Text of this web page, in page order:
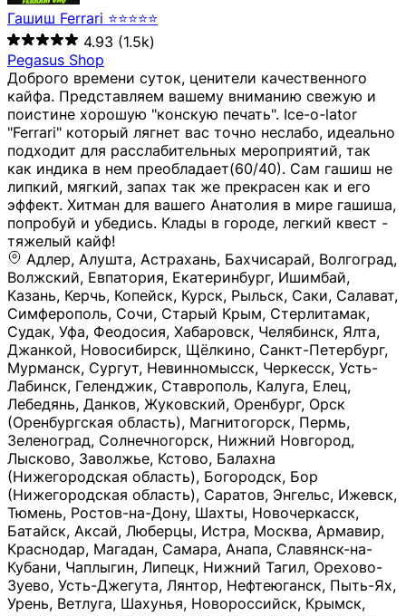
Гашиш Ferrari ⭐⭐⭐⭐⭐
4.93 (1.5k)
Pegasus Shop
Доброго времени суток, ценители качественного
кайфа. Представляем вашему вниманию свежую и
поистине хорошую "конскую печать". Ice-o-lator
"Ferrari" который лягнет вас точно неслабо, идеально
подходит для расслабительных мероприятий, так
как индика в нем преобладает(60/40). Сам гашиш не
липкий, мягкий, запах так же прекрасен как и его
эффект. Хитман для вашего Анатолия в мире гашиша,
попробуй и убедись. Клады в городе, легкий квест -
тяжелый кайф!
Адлер, Алушта, Астрахань, Бахчисарай, Волгоград, Волжский, Евпатория, Екатеринбург, Ишимбай, Казань, Керчь, Копейск, Курск, Рыльск, Саки, Салават, Симферополь, Сочи, Старый Крым, Стерлитамак, Судак, Уфа, Феодосия, Хабаровск, Челябинск, Ялта, Джанкой, Новосибирск, Щёлкино, Санкт-Петербург, Мурманск, Сургут, Невинномысск, Черкесск, Усть-Лабинск, Геленджик, Ставрополь, Калуга, Елец, Лебедянь, Данков, Жуковский, Оренбург, Орск (Оренбургская область), Магнитогорск, Пермь, Зеленоград, Солнечногорск, Нижний Новгород, Лысково, Заволжье, Кстово, Балахна (Нижегородская область), Богородск, Бор (Нижегородская область), Саратов, Энгельс, Ижевск, Тюмень, Ростов-на-Дону, Шахты, Новочеркасск, Батайск, Аксай, Люберцы, Истра, Москва, Армавир, Краснодар, Магадан, Самара, Анапа, Славянск-на-Кубани, Чаплыгин, Липецк, Нижний Тагил, Орехово-Зуево, Усть-Джегута, Лянтор, Нефтеюганск, Пыть-Ях, Урень, Ветлуга, Шахунья, Новороссийск, Крымск, Тимашёвск, Тольятти, Воткинск, Звенигород, Руза, Можайск, Белгород, Воронеж, Соликамск, Нытва, Лысьва (Пермский край), Чусовой, Кунгур, Краснокамск, Миасс, Губаха, Тула, Новомосковск, Донской, Омск, Льгов, Мытищи, Королёв, Ивантеевка, Балашиха, Семилуки, Кудымкар, Старый Оскол, Оса (Пермский край), Одинцово (Московская область), Ханты-Мансийск, Лабинск, Темрюк, Курганинск, Белореченск (Краснодарский край), Алупкa, Губкин, Рязань, Калининград, Усть-Илимск, Фрязино, Минеральные Воды, Пятигорск, Кострома, Ярославль, Коркино, Верхняя Пышма, Подольск, Красноярск, Смоленск, Долгопрудный, Чебоксары, Калачинск, Канск, Киров (Кировская область), Вологда, Рославль, Владивосток, Обнинск, Балабаново (Калужская область), Малоярославец, Брянск, Видное, Ярцево, Вязьма, Гагарин, Приволжск, Фурманов, Чайковский, Кинешма, Горячий Ключ, Улан-Удэ, Туймазы, Дюртюли, Альметьевск, Нефтекамск, Хадыженск, Апшеронск, Майкоп, Уссурийск, Ульяновск, Гатчина, Луга (Ленинградская область), Надым, Ногинск, Электросталь, Железнодорожный (Московская область), Бутурлиновка, Кириллов, Краснознаменск (Калиниградская область), Мышкин, Томмот, Холм, Абакан, Абдулино, Агидель, Агрыз, Адыгейск, Азнакаево, Алатырь, Алдан, Алейск, Александров, Александровск, Алексеевка (Белгородская обл.), Алексин, Амурск, Анадырь, Ангарск, Андреаполь, Анжеро-Судженск, Анива, Апатиты, Арамиль, Ардон, Арзамас, Аркадак, Арсеньев, Артём, Артёмовский, Архангельск, Асбест, Асино, Аткарск, Ахтубинск, Аша, Бабаево (Вологодская область), Бавлы (Республика Татарстан), Байкальск, Бакал, Баксан, Балаклава, Балаково (Саратовская область), Балашов (Саратовская область), Балтийск, Барабинск, Барнаул, Барыш (Ульяновская область), Бежецк, Белая Калитва (Ростовская область), Белебей, Белогорск (Крым), Белозерск, Белокуриха, Беломорск, Белоозёрский (Московская область), Белорецк (Республика Башкортостан), Кызыл, Белоярский (Ханты-Мансийский АО), Бердск, Березники (Пермский край), Берёзовский (Кемеровская область), Берёзовский (Свердловская область), Беслан, Бийск, Бикин, Билибино, Биробиджан, Благовещенск (Амурская область), Благовещенск (Башкортостан), Бобров, Богородицк, Боготол, Богучар, Бокситогорск (Ленинградская область), Бологое (Тверская область), Болхов, Большой Камень (Приморский край), Борисоглебск (Воронежская область), Боровичи (Новгородская область), Боровск, Бородино, Братск, Бронницы (Московская область), Бугульма (Республика Татарстан), Бугуруслан (Оренбургская область), Буинск, Буй, Буйнакск, Валдай, Валуйки, Велиж, Великие Луки, Великий Новгород, Великий Устюг, Вельск, Венёв, Верещагино, Верхнеуральск, Верхний Уфалей, Верхняя Салда, Верхняя Тура, Весьегонск, Вилючинск, Вихоревка, Вичуга, Владикавказ, Волгодонск, Волгореченск, Володарск, Волосово, Волчанск, Вольск, Воркута, Ворсма, Всеволожск (Ленинградская область), Вуктыл, Выкса, Высоковск, Высоцк, Вытегра, Вышний Волочёк, Вяземский, Вязники, Вятские Поляны, Нея, Шилка, Гаврилов Посад, Гаврилов-Ям, Гай, Галич, Гдов, Голицыно, Горно-Алтайск, Горнозаводск, Горняк, Городец, Гороховец, Гремячинск, Грозный, Грязи, Грязовец, Губкинский, Гуково, Гулькевичи, Гурьевск (Калининградская область), Гурьевск (Кемеровская область), Гусев, Гусь-Хрустальный, Давлеканово, Далматово, Дальнегорск, Дегтярск, Дедовск, Демидов, Дербент, Десногорск, Дзержинск, Дзержинский (Московская область), Дивногорск, Димитровград, Дмитровск, Дно, Добрянка, Долинск, Домодедово, Донецк (ДНР), Дорогобуж, Дрезна, Дубна, Дудинка, Духовщина, Дятьково, Егорьевск, Елабуга, Елизово, Ельня (Будет изменено название), Емва, Енисейск, Ермолино, Ершов, Ессентуки, Ефремов, Железноводск, Железногорск (Красноярский край), Железногорск (Курская область), Железногорск-Илимский, Жигулёвск, Жиздра, Жирновск, Жуков, Жуковка, Заводоуковск, Заволжск, Задонск, Заинск, Заозёрный, Заозёрск, Западная Двина, Заполярный, Зарайск, Заречный (Пензенская область), Заречный (Свердловская область), Заринск, Звенигово, Зверево, Зеленогорск ( Ленинградская обл. ), Зеленоградск, Зеленодольск, Зеленокумск, Зерноград, Зима, Змеиногорск, Зубцов, Ивангород, Иваново, Ивдель, Избербаш, Изобильный, Иланский, Инза, Инкерман, Инта, Ипатово, Искитим, Йошкар-Ола, Кадников, Калач, Калач-на-Дону, Калининск, Калтан, Калязин, Камбарка, Каменка (Пензенская область), Каменногорск (Ленинградская область), Каменск-Уральский, Каменск-Шахтинский, Камень-на-Оби, Камешково, Камышин, Канаш, Кандалакша, Карабаново, Карабаш, Карачаевск, Каргат, Каргополь, Карпинск, Карталы, Касимов, Касли, Каспийск, Катав-Ивановск, Катайск, Качканар, Кашин, Кашира, Кемерово, Кемь, Кизел, Кизилюрт, Кизляр, Кимовск, Кимры, Кингисепп, Кинель, Киреевск, Киренск, Киржач, Кириши, Кирово-Чепецк, Кировск (Ленинградская область), Кировск (Мурманская область), Кирсанов, Киселёвск, Кисловодск, Климовск, Клинцы, Княгинино, Ковдор, Ковров, Когалым, Козельск, Козьмодемьянск, Кола, Кологрив, Колпашево, Колпино, Кольчугино, Комсомольск, Комсомольск-на-Амуре, Конаково, Кондопога, Кондрово, Константиновск, Кораблино, Кореновск, Корсаков, Коряжма, Костерёво, Костомукша, Котельники, Котельниково, Котельнич, Котлас, Котовск, Кохма, Красноармейск (Московская область), Краснозаводск, Краснознаменск (Московская область), Краснокаменск, Краснослободск (Волгоградская область), Краснотурьинск, Красноуральск, Красный Сулин, Кремёнки, Кропоткин, Кубинка, Кувшиново (Тверская область), Кудрово, Кулебаки, Кумертау, Курлово, Куровское, Куртамыш, Курчатов, Куса, Кушва, Кыштым, Лабытнанги, Лагань, Лаишево (Республика Татарстан), Лакинск, Лангепас, Лахденпохья, Ленинск-Кузнецкий, Ленск (Республика Саха), Лермонтов (Ставропольский край), Лесозаводск (Приморский край), Лесосибирск, Ливны (Орловская область), Ликино-Дулёво, Липки (Тульская область), Лиски (Воронежская область), Лихославль, Лодейное Поле, Ломоносов (Санкт-Петербург), Лосино-Петровский, Лукоянов, Луховицы, Лыткарино, Любань (Ленинградская область), Любим, Людиново, Магас, Майский, Макаров, Малая Вишера, Малгобек, Мамадыш, Мамоново, Мантурово, Маркс, Махачкала, Мглин, Мегион, Медвежьегорск, Медногорск, Медынь, Меленки, Мелеуз, Менделеевск, Мещовск, Микунь, Миллерово, Минусинск, Миньяр, Мирный (Архангельская область), Мирный (Якутия), Михайловка (Город), Михайловск (Свердловская область), Михайловск (Ставропольский край), Могоча, Можга, Моздок, Мончегорск, Морозовск, Моршанск, Мосальск, Муравленко, Мурино, Муром, Мценск, Мыски, Набережные Челны, Навашино (Нижегородская область), Назарово (Красноярский край), Назрань, Нальчик, Наро-Фоминск, Нарткала, Нарьян-Мар, Находка, Невель (Псковская область), Невельск, Невьянск, Нелидово (Тверская область), Неман, Нерехта (Костромская область), Нерюнгри, Нестеров, Нефтегорск (Самарская область), Нефтекумск, Нижневартовск, Нижнекамск (Республика Татарстан), Нижнеудинск, Нижние Серги, Нижний Ломов, Нижняя Тура, Николаевск-на-Амуре, Никольск (Вологодская область), Никольск (Пензенская область), Новая Ладога, Новая Ляля, Новоалександровск, Новоалтайск, Нововоронеж, Новодвинск, Новозыбков, Новокубанск, Новокуйбышевск, Новомичуринск, Новопавловск, Новоржев, Новосокольники, Новотроицк, Новоульяновск, Новоуральск, Новохопёрск, Новочебоксарск, Новошахтинск, Новый Оскол, Новый Уренгой, Норильск, Нурлат, Нягань, Нязепетровск, Няндома, Облучье, Обоянь, Озёрск (Калининградская область), Озёрск (Челябинская область), Озёры, Октябрьск (Самарская область), Октябрьский (Башкортостан), Окуловка (Новгородская область), Оленегорск, Олонец, Онега, Опочка, Осинники, Осташков, Остров, Острогожск, Отрадный, Оха, Павлово, Павловск (Воронежская область), Павловск (Санкт-Петербург), Павловский Посад, Партизанск, Певек, Пенза, Первоуральск, Перевоз, Пересвет, Переславль-Залесский, Пестово (Новгородская область), Петрозаводск, Петропавловск-Камчатский, Печоры, Пикалёво, Пионерский, Питкяранта, Плавск, Плёс, Подпорожье, Покачи, Покров, Покровск, Полесск, Полысаево, Полярные Зори, Полярный, Поронайск, Порхов, Похвистнево, Почеп, Починок, Пошехонье, Правдинск, Приморск (Калининградская область), Приморско-Ахтарск, Приозерск, Прокопьевск, Протвино, Прохладный, Пугачёв, Пудож, Пустошка, Пушкино, Пущино, Пыталово, Радужный (Владимирская область), Радужный (Ханты-Мансийский АО), Райчихинск, Раменское, Рассказово, Ревда, Реж, Реутов, Родники, Россошь, Ростов (Ярославская обл.), Рошаль, Ртищево, Рубцовск, Рузаевка, Рыбинск, Рыбное, Ряжск, Салехард, Сальск, Саранск, Сарапул, Саров, Сасово, Сатка, Сафоново, Саяногорск, Саянск, Светлогорск, Светлоград, Светлый, Светогорск (Ленинградская область), Свободный, Себеж, Северобайкальск, Северодвинск, Североуральск, Сегежа, Семикаракорск, Сенгилей, Серафимович, Сергач, Сергиев Посад, Сердобск, Сертолово (Ленинградская область), Сестрорецк (Ленинградская область), Сибай, Скопин, Славгород, Сланцы, Слободской, Слюдянка, Собинка, Советск (Кировская область), Советск (Калининградская область), Советск (Тульская область), Советская Гавань, Советский (Ханты-Мансийский АО), Сокол (Вологодская область), Солигалич, Соль-Илецк, Сольцы, Сортавала, Сосенский, Сосновоборск, Сосновый Бор (Ленинградская область), Сосногорск, Спас-Клепики, Спасск-Рязанский, С